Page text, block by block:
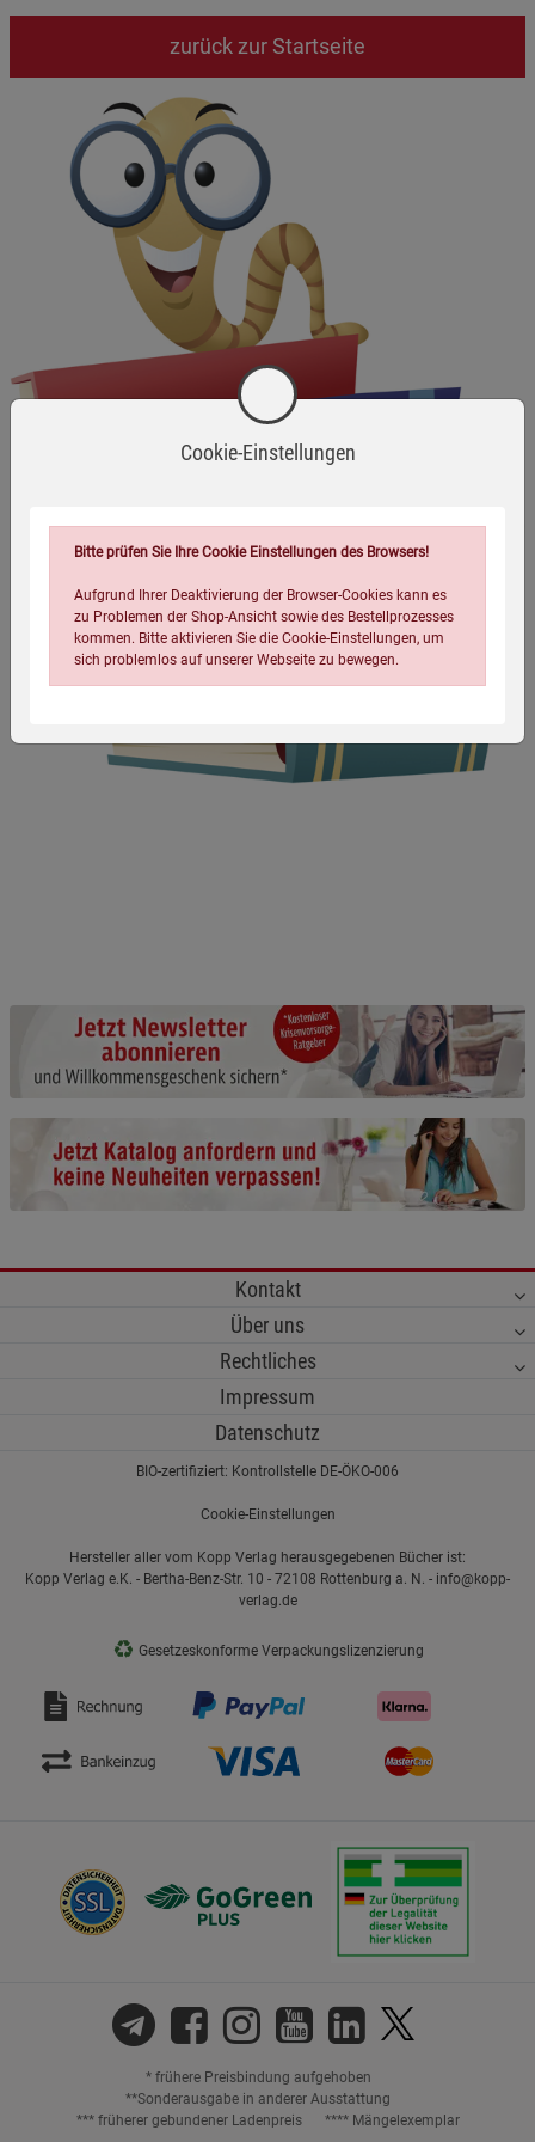
zurück zur Startseite
Kontakt
Über uns
Rechtliches
Impressum
Datenschutz
BIO-zertifiziert: Kontrollstelle DE-ÖKO-006
Cookie-Einstellungen
Hersteller aller vom Kopp Verlag herausgegebenen Bücher ist:
Kopp Verlag e.K. - Bertha-Benz-Str. 10 - 72108 Rottenburg a. N. - info@kopp-
verlag.de
♻ Gesetzeskonforme Verpackungslizenzierung
* frühere Preisbindung aufgehoben
**Sonderausgabe in anderer Ausstattung
*** früherer gebundener Ladenpreis
**** Mängelexemplar
Cookie-Einstellungen
Bitte prüfen Sie Ihre Cookie Einstellungen des Browsers!
Aufgrund Ihrer Deaktivierung der Browser-Cookies kann es
zu Problemen der Shop-Ansicht sowie des Bestellprozesses
kommen. Bitte aktivieren Sie die Cookie-Einstellungen, um
sich problemlos auf unserer Webseite zu bewegen.
Notwendige Cookies (5)
Beschreibung Notwendige Cookies
Cookie-Informationen anzeigen
Funktionale Cookies (1) Funktionale
Beschreibung Funktionale Cookies
Statistik Cookies (2)
Marketing Cookies (3)
anzeigen
Datenschutzerklärung Impressum